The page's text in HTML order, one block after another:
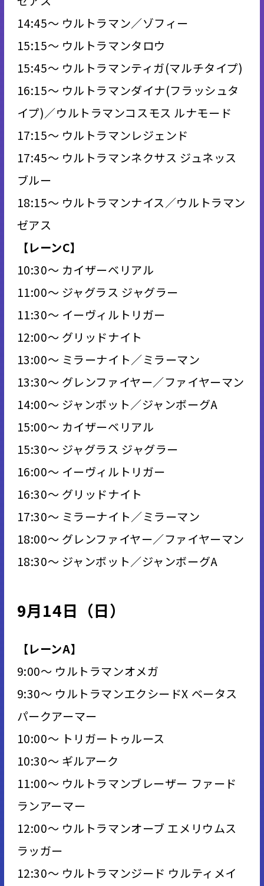
14:45～ ウルトラマン／ゾフィー
15:15～ ウルトラマンタロウ
15:45～ ウルトラマンティガ(マルチタイプ)
16:15～ ウルトラマンダイナ(フラッシュタ
イプ)／ウルトラマンコスモス ルナモード
17:15～ ウルトラマンレジェンド
17:45～ ウルトラマンネクサス ジュネッス
ブルー
18:15～ ウルトラマンナイス／ウルトラマン
ゼアス
【レーンC】
10:30～ カイザーベリアル
11:00～ ジャグラス ジャグラー
11:30～ イーヴィルトリガー
12:00～ グリッドナイト
13:00～ ミラーナイト／ミラーマン
13:30～ グレンファイヤー／ファイヤーマン
14:00～ ジャンボット／ジャンボーグA
15:00～ カイザーベリアル
15:30～ ジャグラス ジャグラー
16:00～ イーヴィルトリガー
16:30～ グリッドナイト
17:30～ ミラーナイト／ミラーマン
18:00～ グレンファイヤー／ファイヤーマン
18:30～ ジャンボット／ジャンボーグA
9月14日（日）
【レーンA】
9:00～ ウルトラマンオメガ
9:30～ ウルトラマンエクシードX ベータス
パークアーマー
10:00～ トリガートゥルース
10:30～ ギルアーク
11:00～ ウルトラマンブレーザー ファード
ランアーマー
12:00～ ウルトラマンオーブ エメリウムス
ラッガー
12:30～ ウルトラマンジード ウルティメイ